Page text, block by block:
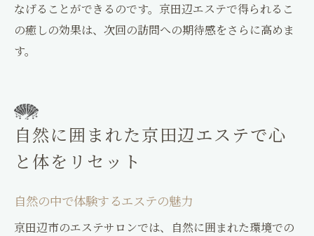
なげることができるのです。京田辺エステで得られるこ
の癒しの効果は、次回の訪問への期待感をさらに高めま
す。
自然に囲まれた京田辺エステで心
と体をリセット
自然の中で体験するエステの魅力
京田辺市のエステサロンでは、自然に囲まれた環境での